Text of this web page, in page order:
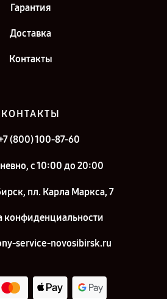
Гарантия
Доставка
Контакты
КОНТАКТЫ
(800) 100-87-60
с 10:00 до 20:00
пл. Карла Маркса, 7
конфиденциальности
service-novosibirsk.ru